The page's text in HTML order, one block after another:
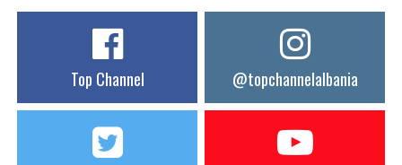
Top Channel @topchannelalbania